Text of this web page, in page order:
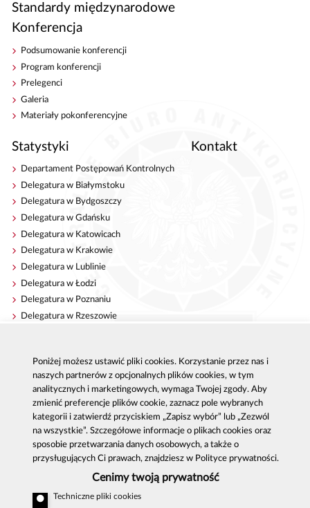
Standardy międzynarodowe
Konferencja
Podsumowanie konferencji
Program konferencji
Prelegenci
Galeria
Materiały pokonferencyjne
Statystyki
Departament Postępowań Kontrolnych
Delegatura w Białymstoku
Delegatura w Bydgoszczy
Delegatura w Gdańsku
Delegatura w Katowicach
Delegatura w Krakowie
Delegatura w Lublinie
Delegatura w Łodzi
Delegatura w Poznaniu
Delegatura w Rzeszowie
Delegatura we Wrocławiu
Kontakt
Centralne Biuro Antykorupcyjne
Al. Ujazdowskie 9, 00-583 Warszawa
email:
oswiadczeniamajatkowe@cba.gov.pl
sygnal@cba.gov.pl
MAPA SERWISU
Poniżej możesz ustawić pliki cookies. Korzystanie przez nas i
naszych partnerów z opcjonalnych plików cookies, w tym
analitycznych i marketingowych, wymaga Twojej zgody. Aby
zmienić preferencje plików cookie, zaznacz pole wybranych
kategorii i zatwierdź przyciskiem „Zapisz wybór” lub „Zezwól
na wszystkie”. Szczegółowe informacje o plikach cookies oraz
sposobie przetwarzania danych osobowych, a także o
przysługujących Ci prawach, znajdziesz w Polityce prywatności.
Cenimy twoją prywatność
Techniczne pliki cookies